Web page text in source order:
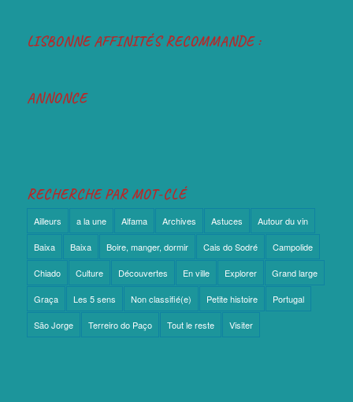
LISBONNE AFFINITÉS RECOMMANDE :
ANNONCE
RECHERCHE PAR MOT-CLÉ
Ailleurs a la une Alfama Archives Astuces Autour du vin
Baixa Baixa Boire, manger, dormir Cais do Sodré Campolide
Chiado Culture Découvertes En ville Explorer Grand large
Graça Les 5 sens Non classifié(e) Petite histoire Portugal
São Jorge Terreiro do Paço Tout le reste Visiter